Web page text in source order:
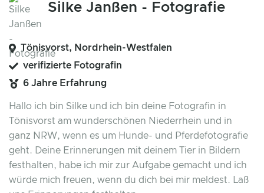
Silke Janßen - Fotografie
Tönisvorst, Nordrhein-Westfalen
verifizierte Fotografin
6 Jahre Erfahrung
Hallo ich bin Silke und ich bin deine Fotografin in
Tönisvorst am wunderschönen Niederrhein und in
ganz NRW, wenn es um Hunde- und Pferdefotografie
geht. Deine Erinnerungen mit deinem Tier in Bildern
festhalten, habe ich mir zur Aufgabe gemacht und ich
würde mich freuen, wenn du dich bei mir meldest. Laß